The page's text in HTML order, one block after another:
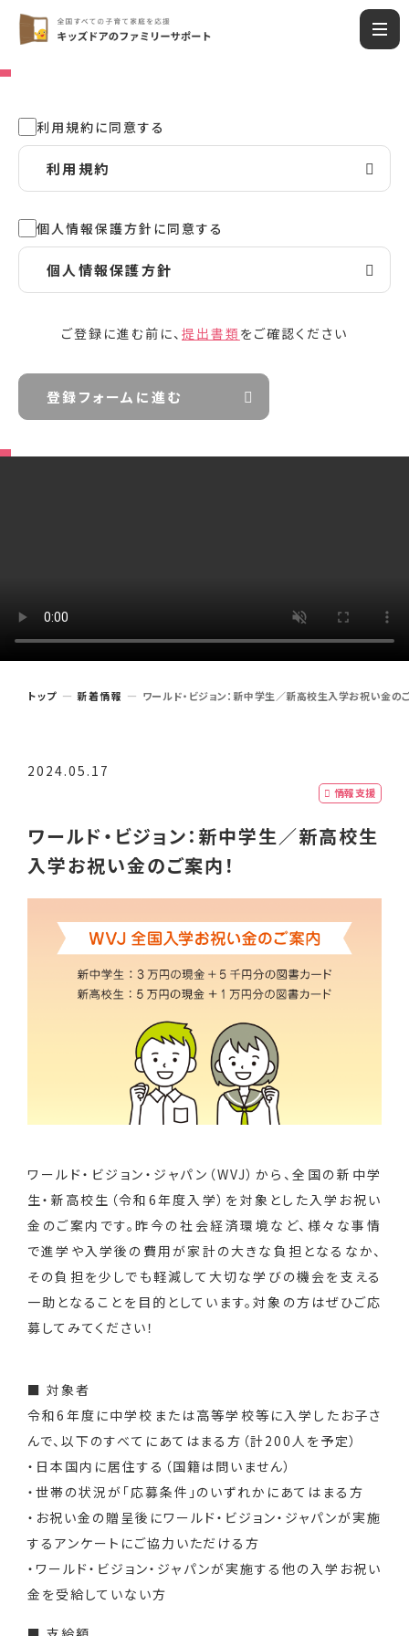
利用規約に同意する
利用規約
個人情報保護方針に同意する
個人情報保護方針
ご登録に進む前に、提出書類 をご確認ください
登録フォームに進む
トップ 新着情報 ワールド・ビジョン：新中学生／新高校生入学お祝い金の
2024.05.17
情報支援
ワールド・ビジョン：新中学生／新高校生
入学お祝い金のご案内！
ワールド・ビジョン・ジャパン（WVJ）から、全国の新中学
生・新高校生（令和6年度入学）を対象とした入学お祝い
金のご案内です。昨今の社会経済環境など、様々な事情
で進学や入学後の費用が家計の大きな負担となるなか、
その負担を少しでも軽減して大切な学びの機会を支える
一助となることを目的としています。対象の方はぜひご応
募してみてください！
■ 対象者
令和6年度に中学校または高等学校等に入学したお子さ
んで、以下のすべてにあてはまる方（計200人を予定）
・日本国内に居住する（国籍は問いません）
・世帯の状況が「応募条件」のいずれかにあてはまる方
・お祝い金の贈呈後にワールド・ビジョン・ジャパンが実施
するアンケートにご協力いただける方
・ワールド・ビジョン・ジャパンが実施する他の入学お祝い
金を受給していない方